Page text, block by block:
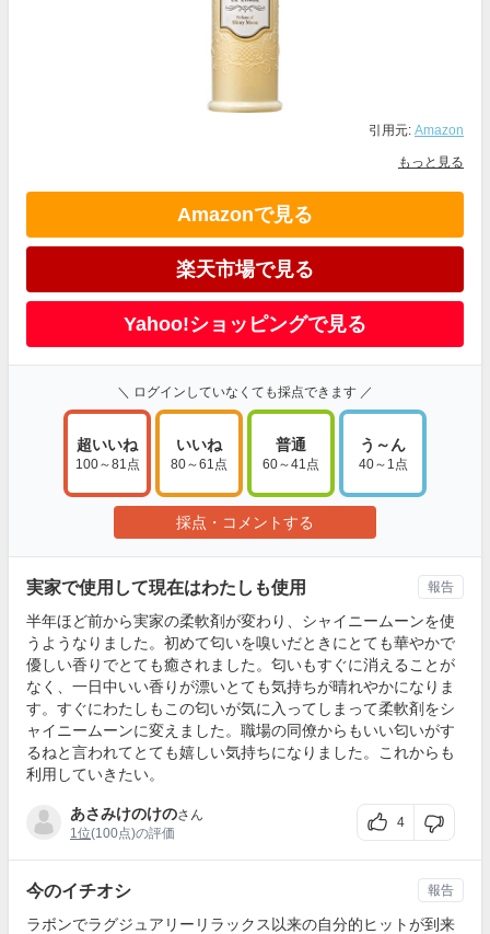
引用元: Amazon
もっと見る
Amazonで見る
楽天市場で見る
Yahoo!ショッピングで見る
＼ ログインしていなくても採点できます ／
超いいね
100～81点
いいね
80～61点
普通
60～41点
う～ん
40～1点
採点・コメントする
実家で使用して現在はわたしも使用
半年ほど前から実家の柔軟剤が変わり、シャイニームーンを使
うようなりました。初めて匂いを嗅いだときにとても華やかで
優しい香りでとても癒されました。匂いもすぐに消えることが
なく、一日中いい香りが漂いとても気持ちが晴れやかになりま
す。すぐにわたしもこの匂いが気に入ってしまって柔軟剤をシ
ャイニームーンに変えました。職場の同僚からもいい匂いがす
るねと言われてとても嬉しい気持ちになりました。これからも
利用していきたい。
あさみけのけのさん
1位(100点)の評価
4
報告
今のイチオシ
ラボンでラグジュアリーリラックス以来の自分的ヒットが到来
報告